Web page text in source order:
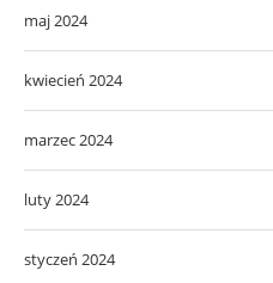
maj 2024
kwiecień 2024
marzec 2024
luty 2024
styczeń 2024